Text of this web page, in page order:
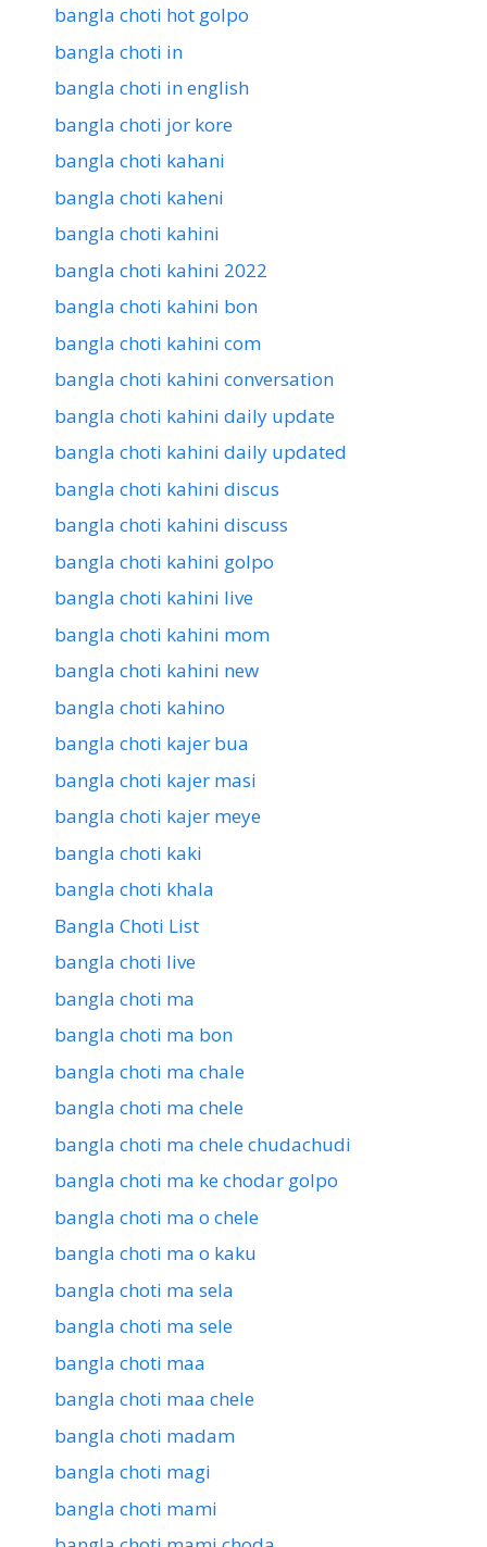
bangla choti hot golpo
bangla choti in
bangla choti in english
bangla choti jor kore
bangla choti kahani
bangla choti kaheni
bangla choti kahini
bangla choti kahini 2022
bangla choti kahini bon
bangla choti kahini com
bangla choti kahini conversation
bangla choti kahini daily update
bangla choti kahini daily updated
bangla choti kahini discus
bangla choti kahini discuss
bangla choti kahini golpo
bangla choti kahini live
bangla choti kahini mom
bangla choti kahini new
bangla choti kahino
bangla choti kajer bua
bangla choti kajer masi
bangla choti kajer meye
bangla choti kaki
bangla choti khala
Bangla Choti List
bangla choti live
bangla choti ma
bangla choti ma bon
bangla choti ma chale
bangla choti ma chele
bangla choti ma chele chudachudi
bangla choti ma ke chodar golpo
bangla choti ma o chele
bangla choti ma o kaku
bangla choti ma sela
bangla choti ma sele
bangla choti maa
bangla choti maa chele
bangla choti madam
bangla choti magi
bangla choti mami